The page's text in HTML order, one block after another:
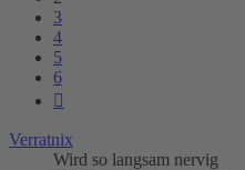
3
4
5
6
Verratnix
Wird so langsam nervig